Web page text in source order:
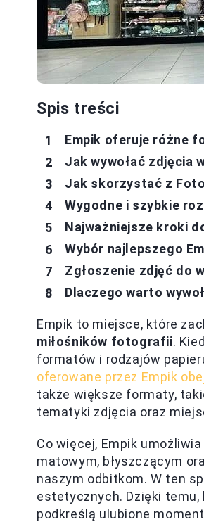
Spis treści
Empik oferuje różne
Jak wywołać zdjęcia
Jak skorzystać z
Wygodne i szybkie
Najważniejsze kroki
Wybór najlepszego
Zgłoszenie zdjęć do
Dlaczego warto
Empik to miejsce, które
miłośników fotografii.
formatów i rodzajów
oferowane przez Empik
także większe formaty,
tematyki zdjęcia oraz
Co więcej, Empik
matowym, błyszczącym
naszym odbitkom. W ten
estetycznych. Dzięki temu,
podkreślą ulubione